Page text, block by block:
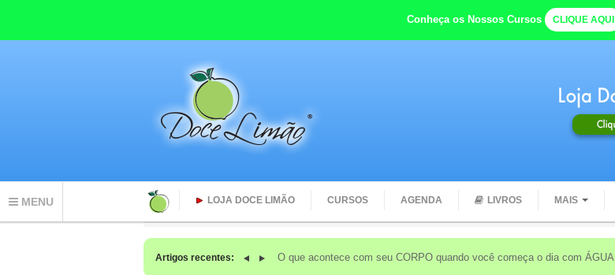
MENU LOJA DOCE LIMÃO CURSOS AGENDA LIVROS MAIS
Artigos recentes: O que acontece com seu CORPO quando você começa o dia com ÁGUA
Conheça os Nossos Cursos CLIQUE AQUI